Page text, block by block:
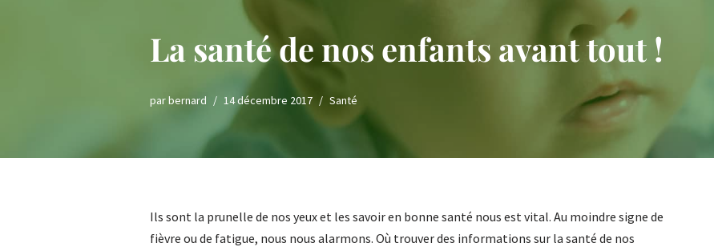
La santé de nos enfants avant tout !
parbernard 14 décembre 2017 Santé
Ils sont la prunelle de nos yeux et les savoir en bonne santé nous est vital. Au moindre signe de
fièvre ou de fatigue, nous nous alarmons. Où trouver des informations sur la santé de nos